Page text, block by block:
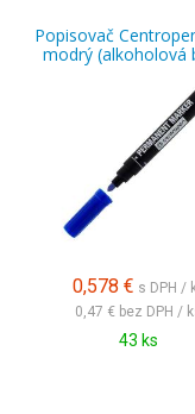
Popisovač
modrý (alkoholová
0,578 € s DPH /
0,47 € bez DPH /
43 ks